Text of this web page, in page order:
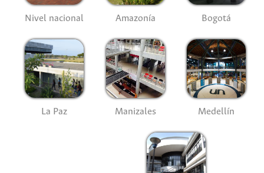
Nivel nacional Amazonía Bogotá
La Paz Manizales Medellín